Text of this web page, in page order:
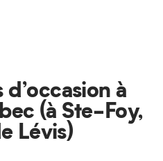
à
(à Ste-Foy,
Lévis)